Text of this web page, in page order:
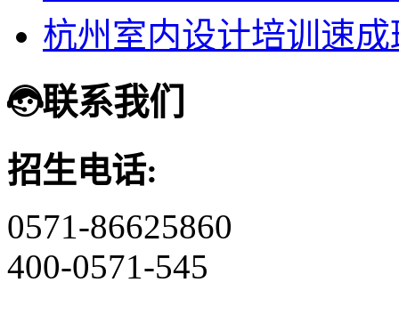
杭州室内设计培训速成
联系我们
招生电话:
0571-86625860
400-0571-545